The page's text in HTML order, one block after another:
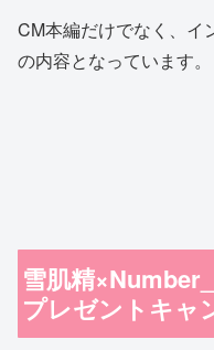
CM本編だけでなく、イ
の内容となっています。
雪肌精
プレゼントキャ